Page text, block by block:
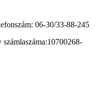
06-30/33-88-245